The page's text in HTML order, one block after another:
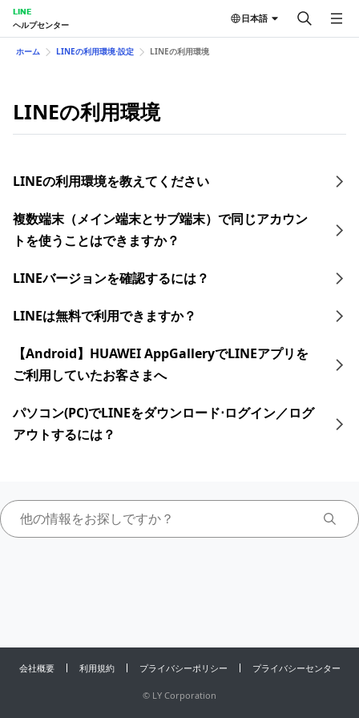
LINE
ヘルプセンター
日本語
ホーム LINEの利用環境⋅設定 LINEの利用環境
LINEの利用環境
LINEの利用環境を教えてください
複数端末（メイン端末とサブ端末）で同じアカウン
トを使うことはできますか？
LINEバージョンを確認するには？
LINEは無料で利用できますか？
【Android】HUAWEI AppGalleryでLINEアプリを
ご利用していたお客さまへ
パソコン(PC)でLINEをダウンロード⋅ログイン／ログ
アウトするには？
会社概要 利用規約 プライバシーポリシー プライバシーセンター
© LY Corporation